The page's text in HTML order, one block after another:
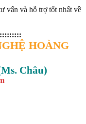
vấn và hỗ trợ tốt nhất về
HOÀNG
Châu)